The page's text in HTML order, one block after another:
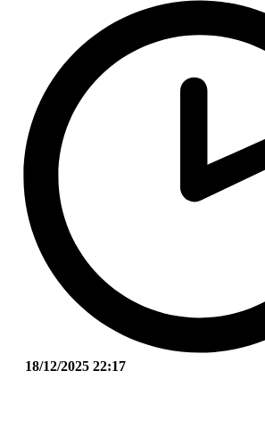
18/12/2025 22:17